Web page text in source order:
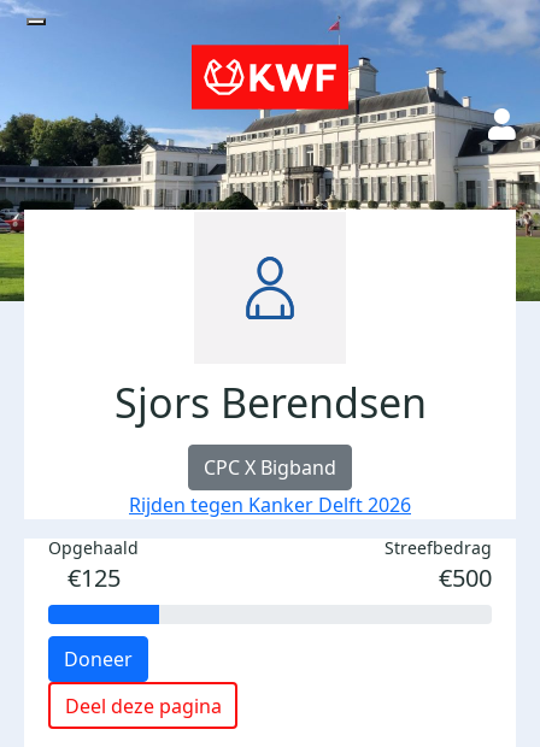
Sjors Berendsen
CPC X Bigband
Rijden tegen Kanker Delft 2026
Opgehaald
€125
Streefbedrag
€500
Doneer
Deel deze pagina